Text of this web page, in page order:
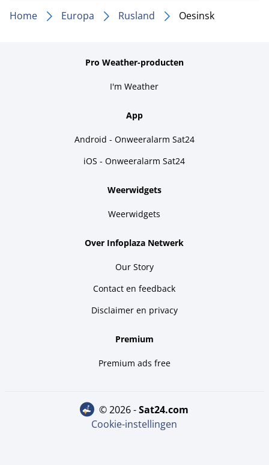
Home Europa Rusland Oesinsk
Pro Weather-producten
I'm Weather
App
Android - Onweeralarm Sat24
iOS - Onweeralarm Sat24
Weerwidgets
Weerwidgets
Over Infoplaza Netwerk
Our Story
Contact en feedback
Disclaimer en privacy
Premium
Premium ads free
© 2026 - sat24.com
Cookie-instellingen